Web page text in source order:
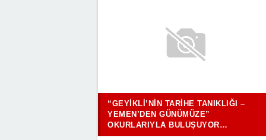
“GEYIKLI’NIN TARIHE TANIKLIĞI –
YEMEN’DEN GÜNÜMÜZE”
OKURLARIYLA BULUŞUYOR…